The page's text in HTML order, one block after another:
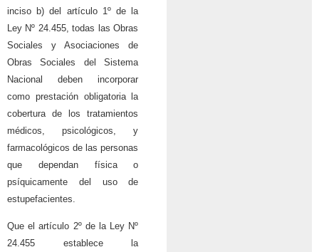
inciso b) del artículo 1º de la
Ley Nº 24.455, todas las Obras
Sociales y Asociaciones de
Obras Sociales del Sistema
Nacional deben incorporar
como prestación obligatoria la
cobertura de los tratamientos
médicos, psicológicos, y
farmacológicos de las personas
que dependan física o
psíquicamente del uso de
estupefacientes.
Que el artículo 2º de la Ley Nº
24.455 establece la